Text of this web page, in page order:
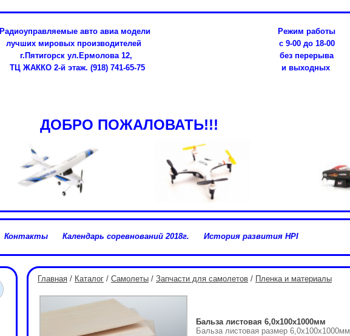
Радиоуправляемые авто авиа модели
лучших мировых производителей
г.Пятигорск ул.Ермолова 12,
ТЦ ЖАККО 2-й этаж. (918) 741-65-75
Режим работы
с 9-00 до 18-00
без перерыва
и выходных
ДОБРО ПОЖАЛОВАТЬ!!!
Контакты Календарь соревнований 2018г. История развития HPI
Главная / Каталог / Самолеты / Запчасти для самолетов / Пленка и материалы
Бальза листовая 6,0x100x1000мм
Бальза листовая размер 6,0x100x1000мм